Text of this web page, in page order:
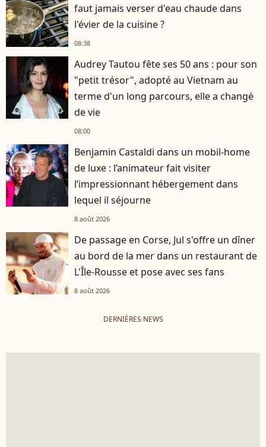
faut jamais verser d'eau chaude dans
l'évier de la cuisine ?
08:38
Audrey Tautou fête ses 50 ans : pour son
"petit trésor", adopté au Vietnam au
terme d'un long parcours, elle a changé
de vie
08:00
Benjamin Castaldi dans un mobil-home
de luxe : l’animateur fait visiter
l’impressionnant hébergement dans
lequel il séjourne
8 août 2026
De passage en Corse, Jul s'offre un dîner
au bord de la mer dans un restaurant de
L'Île-Rousse et pose avec ses fans
8 août 2026
DERNIÈRES NEWS